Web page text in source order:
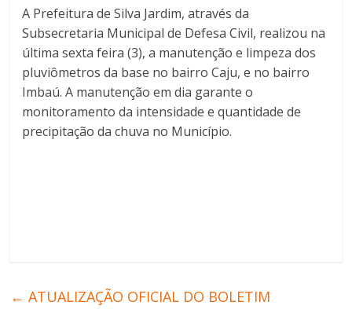
A Prefeitura de Silva Jardim, através da
Subsecretaria Municipal de Defesa Civil, realizou na
última sexta feira (3), a manutenção e limpeza dos
pluviômetros da base no bairro Caju, e no bairro
Imbaú. A manutenção em dia garante o
monitoramento da intensidade e quantidade de
precipitação da chuva no Município.
← ATUALIZAÇÃO OFICIAL DO BOLETIM